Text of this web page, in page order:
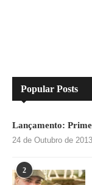
Popular Posts
Lançamento:
24 de Outubro de 2013
2